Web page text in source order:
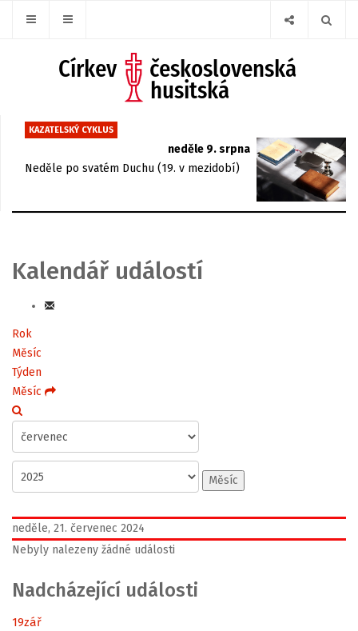
KAZATELSKÝ CYKLUS
neděle 9. srpna
Neděle po svatém Duchu (19. v mezidobí)
Kalendář událostí
Rok
Měsíc
Týden
Měsíc
Měsíc
neděle, 21. červenec 2024
Nebyly nalezeny žádné události
Nadcházející události
19zář